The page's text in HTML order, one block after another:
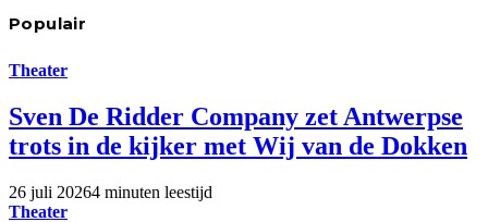
Populair
Theater
Sven De Ridder Company zet Antwerpse
trots in de kijker met Wij van de Dokken
26 juli 20264 minuten leestijd
Theater